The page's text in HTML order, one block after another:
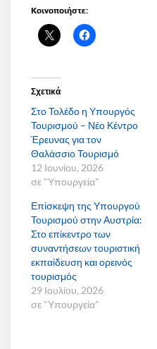
Κοινοποιήστε:
Σχετικά
Στο Τολέδο η Υπουργός
Τουρισμού – Νέο Κέντρο
Έρευνας για τον
Θαλάσσιο Τουρισμό
12 Ιουνίου, 2026
σε "Υπουργεία"
Επίσκεψη της Υπουργού
Τουρισμού στην Αυστρία:
Στο επίκεντρο των
συναντήσεων τουριστική
εκπαίδευση και ορεινός
τουρισμός
29 Ιουλίου, 2026
σε "Υπουργεία"